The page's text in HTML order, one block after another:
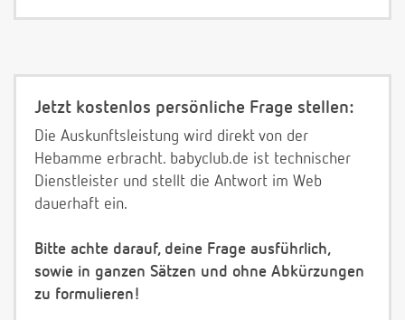
Jetzt kostenlos persönliche Frage stellen:
Die Auskunftsleistung wird direkt von der
Hebamme erbracht. babyclub.de ist technischer
Dienstleister und stellt die Antwort im Web
dauerhaft ein.
Bitte achte darauf, deine Frage ausführlich,
sowie in ganzen Sätzen und ohne Abkürzungen
zu formulieren!